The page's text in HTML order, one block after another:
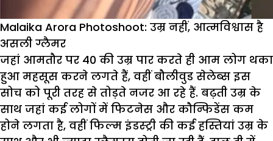
Malaika Arora Photoshoot: उम्र नहीं, आत्मविश्वास है
असली ग्लैमर
जहां आमतौर पर 40 की उम्र पार करते ही आम लोग थका
हुआ महसूस करने लगते हैं, वहीं बौलीवुड सेलेब्स इस
सोच को पूरी तरह से तोड़ते नजर आ रहे हैं. बढ़ती उम्र के
साथ जहां कई लोगों में फिटनेस और कौन्फिडेंस कम
होने लगता है, वहीं फिल्म इंडस्ट्री की कई हस्तियां उम्र के